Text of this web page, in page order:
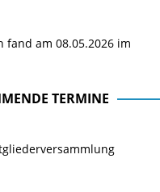
fand am 08.05.2026 im
TERMINE